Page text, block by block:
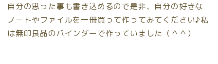
自分の思った事も書き込めるので是非、自分の好きな
ノートやファイルを一冊買って作ってみてください♪私
は無印良品のバインダーで作っていました（＾＾）